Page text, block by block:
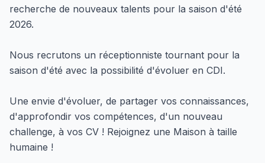
recherche de nouveaux talents pour la saison d'été
2026.
Nous recrutons un réceptionniste tournant pour la
saison d'été avec la possibilité d'évoluer en CDI.
Une envie d'évoluer, de partager vos connaissances,
d'approfondir vos compétences, d'un nouveau
challenge, à vos CV ! Rejoignez une Maison à taille
humaine !